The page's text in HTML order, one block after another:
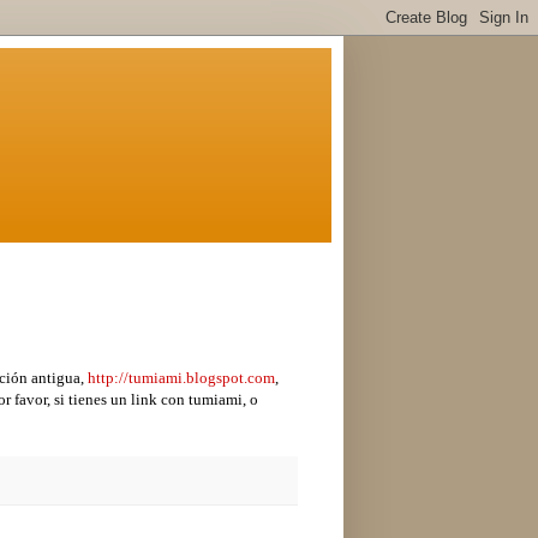
antigua, http://tumiami.blogspot.com
favor, si tienes un link con tumiami, o